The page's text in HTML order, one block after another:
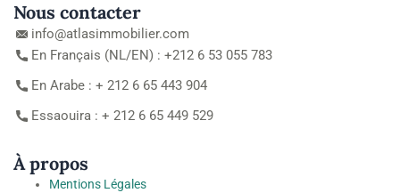
Nous contacter
info@atlasimmobilier.com
En Français (NL/EN) : +212 6 53 055 783
En Arabe : + 212 6 65 443 904
Essaouira : + 212 6 65 449 529
À propos
Mentions Légales